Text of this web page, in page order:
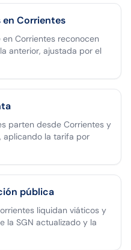
Corrientes
Corrientes reconocen
anterior, ajustada por el
parten desde Corrientes y
aplicando la tarifa por
pública
liquidan viáticos y
la SGN actualizado y la